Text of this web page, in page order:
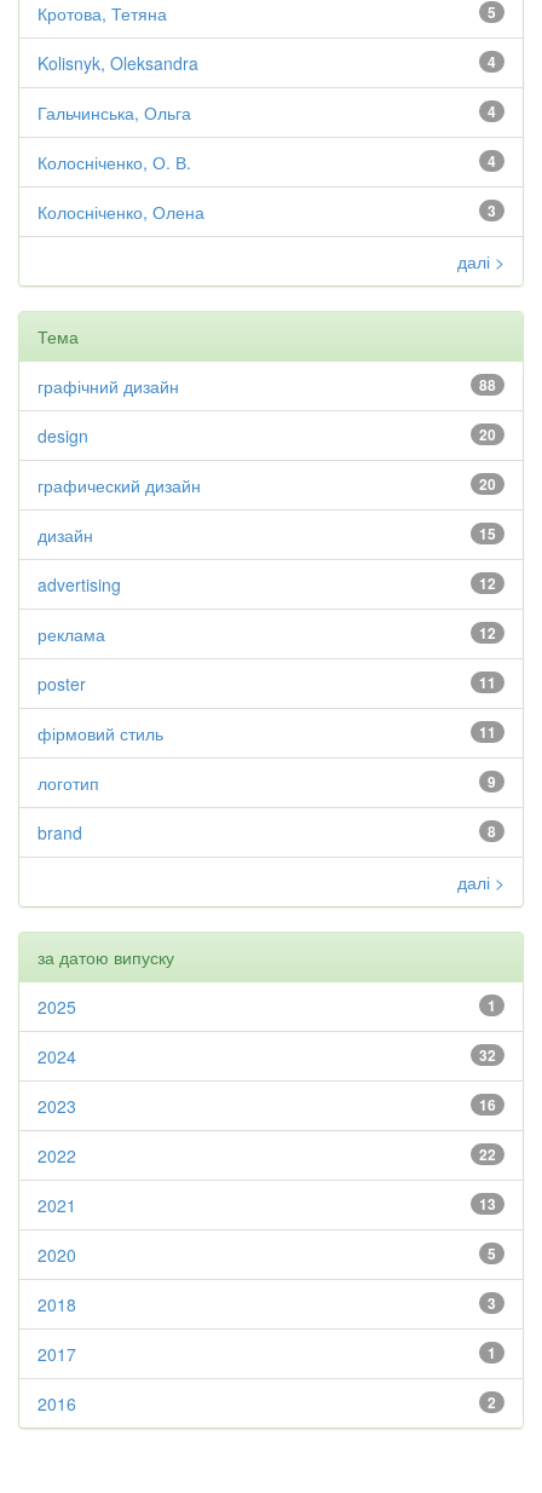
5
Кротова, Тетяна
4
Kolisnyk, Oleksandra
4
Гальчинська, Ольга
4
Колосніченко, О. В.
3
Колосніченко, Олена
далі >
Тема
88
графічний дизайн
20
design
20
графический дизайн
15
дизайн
12
advertising
12
реклама
11
poster
11
фірмовий стиль
9
логотип
8
brand
далі >
за датою випуску
1
2025
32
2024
16
2023
22
2022
13
2021
5
2020
3
2018
1
2017
2
2016